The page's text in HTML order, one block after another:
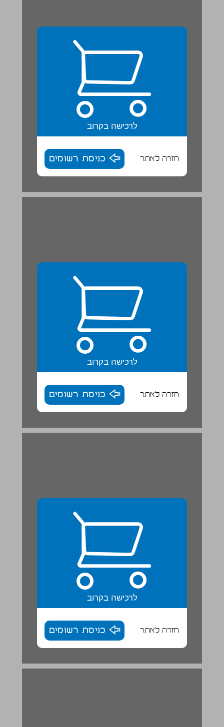
לרכישה בקרוב
חזרה לאתר כניסת רשומים
דרכים להבנת טקסטים ... 16
לרכישה בקרוב
חזרה לאתר כניסת רשומים
לרכישה בקרוב
חזרה לאתר כניסת רשומים